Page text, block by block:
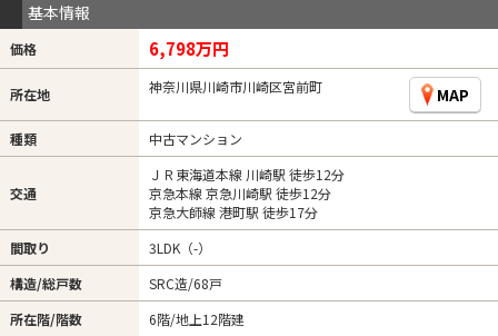
基本情報
価格 6,798万円
所在地 神奈川県川崎市川崎区宮前町 MAP
種類 中古マンション
交通
ＪＲ東海道本線 川崎駅 徒歩12分
京急本線 京急川崎駅 徒歩12分
京急大師線 港町駅 徒歩17分
間取り
3LDK（-）
構造/総戸数
SRC造/68戸
所在階/階数
6階/地上12階建